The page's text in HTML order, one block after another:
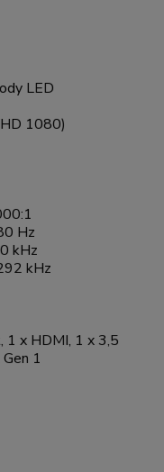
LED
1080)
Hz
kHz
kHz
1 x HDMI, 1 x 3,5
1